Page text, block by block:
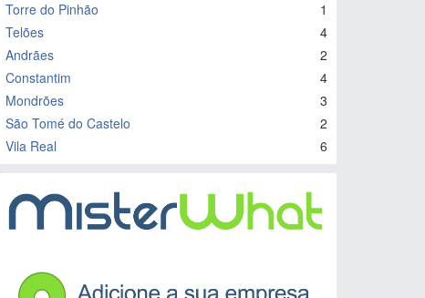
Torre do Pinhão
1
Telões
4
Andrães
2
Constantim
4
Mondrões
3
São Tomé do Castelo
2
Vila Real
6